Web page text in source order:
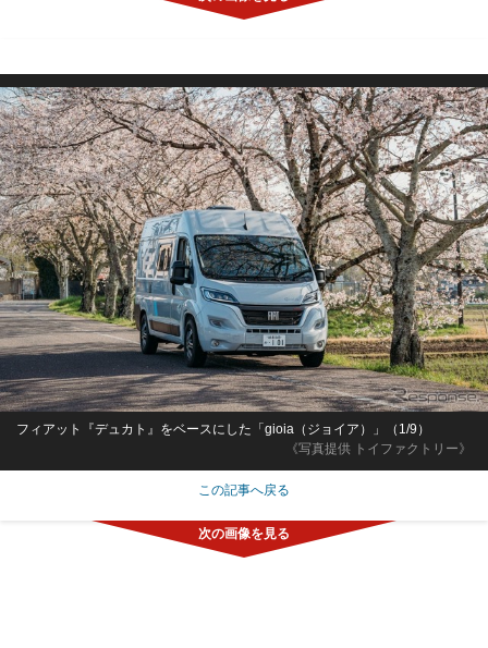
《写真提供 トイファクトリー》
フィアット『デュカト』をベースにした「gioia（ジョイア）」（1/9）
この記事へ戻る